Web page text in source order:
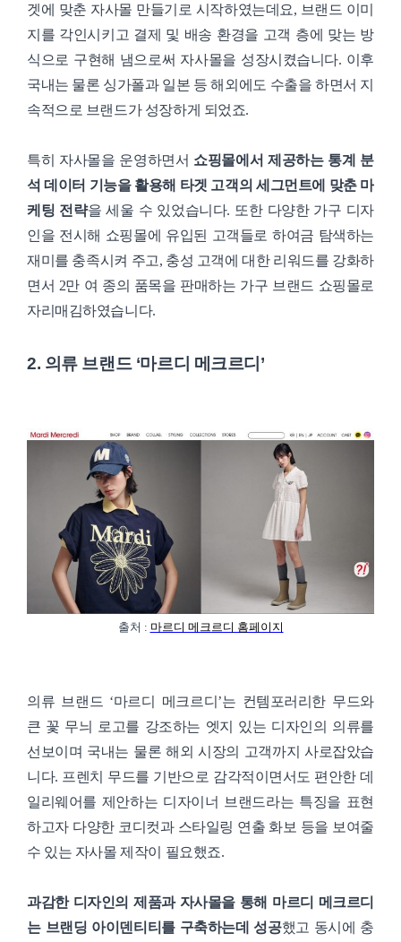
겟에 맞춘 자사몰 만들기로 시작하였는데요, 브랜드 이미
지를 각인시키고 결제 및 배송 환경을 고객 층에 맞는 방
식으로 구현해 냄으로써 자사몰을 성장시켰습니다. 이후
국내는 물론 싱가폴과 일본 등 해외에도 수출을 하면서 지
속적으로 브랜드가 성장하게 되었죠.
특히 자사몰을 운영하면서 쇼핑몰에서 제공하는 통계 분
석 데이터 기능을 활용해 타겟 고객의 세그먼트에 맞춘 마
케팅 전략을 세울 수 있었습니다. 또한 다양한 가구 디자
인을 전시해 쇼핑몰에 유입된 고객들로 하여금 탐색하는
재미를 충족시켜 주고, 충성 고객에 대한 리워드를 강화하
면서 2만 여 종의 품목을 판매하는 가구 브랜드 쇼핑몰로
자리매김하였습니다.
2. 의류 브랜드 ‘마르디 메크르디’
출처 : 마르디 메크르디 홈페이지
의류 브랜드 ‘마르디 메크르디’는 컨템포러리한 무드와
큰 꽃 무늬 로고를 강조하는 엣지 있는 디자인의 의류를
선보이며 국내는 물론 해외 시장의 고객까지 사로잡았습
니다. 프렌치 무드를 기반으로 감각적이면서도 편안한 데
일리웨어를 제안하는 디자이너 브랜드라는 특징을 표현
하고자 다양한 코디컷과 스타일링 연출 화보 등을 보여줄
수 있는 자사몰 제작이 필요했죠.
과감한 디자인의 제품과 자사몰을 통해 마르디 메크르디
는 브랜딩 아이덴티티를 구축하는데 성공했고 동시에 충